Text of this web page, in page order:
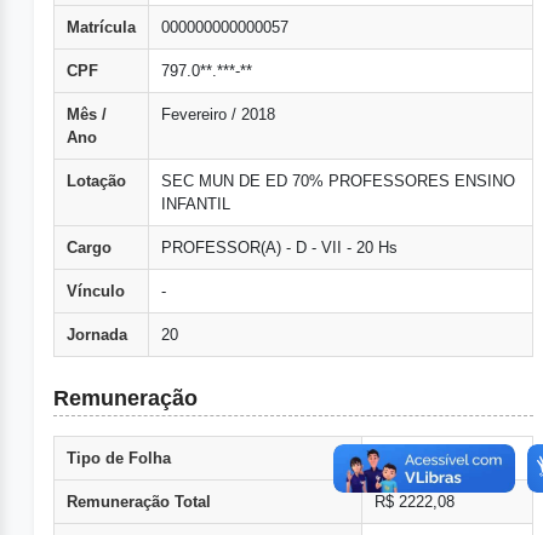
Matrícula 000000000000057
CPF 797.0**.***-**
Mês /
Ano
Fevereiro / 2018
Lotação
SEC MUN DE ED 70% PROFESSORES ENSINO
INFANTIL
Cargo PROFESSOR(A) - D - VII - 20 Hs
Vínculo -
Jornada 20
Remuneração
Tipo de Folha Normal
Remuneração Total R$ 2222,08